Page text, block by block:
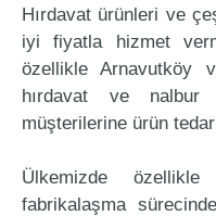
Hırdavat ürünleri ve
iyi fiyatla hizmet
özellikle Arnavutköy
hırdavat ve
müşterilerine ürün
Ülkemizde
fabrikalaşma